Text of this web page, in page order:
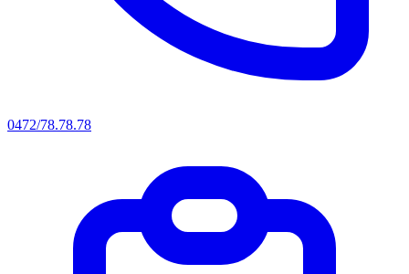
0472/78.78.78